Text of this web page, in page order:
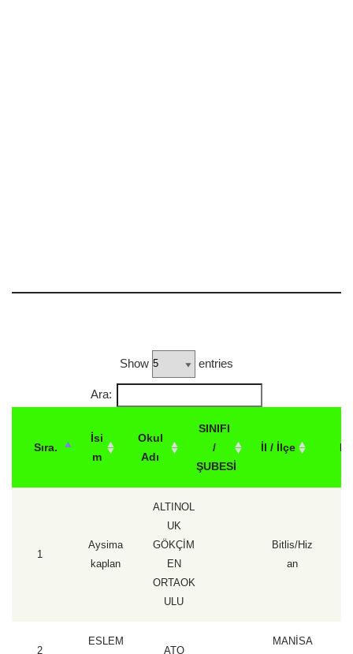
Show entries
Ara:
Sıra.
İsi
m
Okul
Adı
SINIFI
/
ŞUBESİ
İl / İlçe
1
Aysima
kaplan
ALTINOL
UK
GÖKÇİM
EN
ORTAOK
ULU
Bitlis/Hiz
an
2
ESLEM
ATO
MANİSA